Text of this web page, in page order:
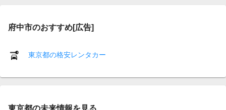
府中市のおすすめ[広告]
東京都の格安レンタカー
東京都の未来情報を見る